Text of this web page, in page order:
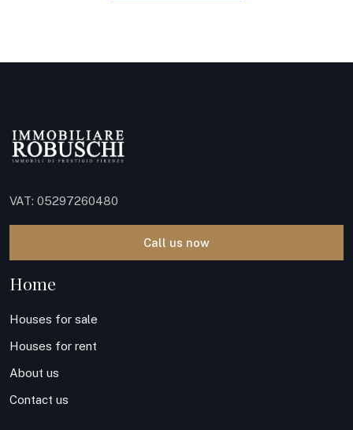
VAT: 05297260480
Call us now
Home
Houses for sale
Houses for rent
About us
Contact us